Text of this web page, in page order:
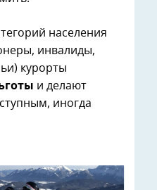
населения
инвалиды,
курорты
и делают
иногда